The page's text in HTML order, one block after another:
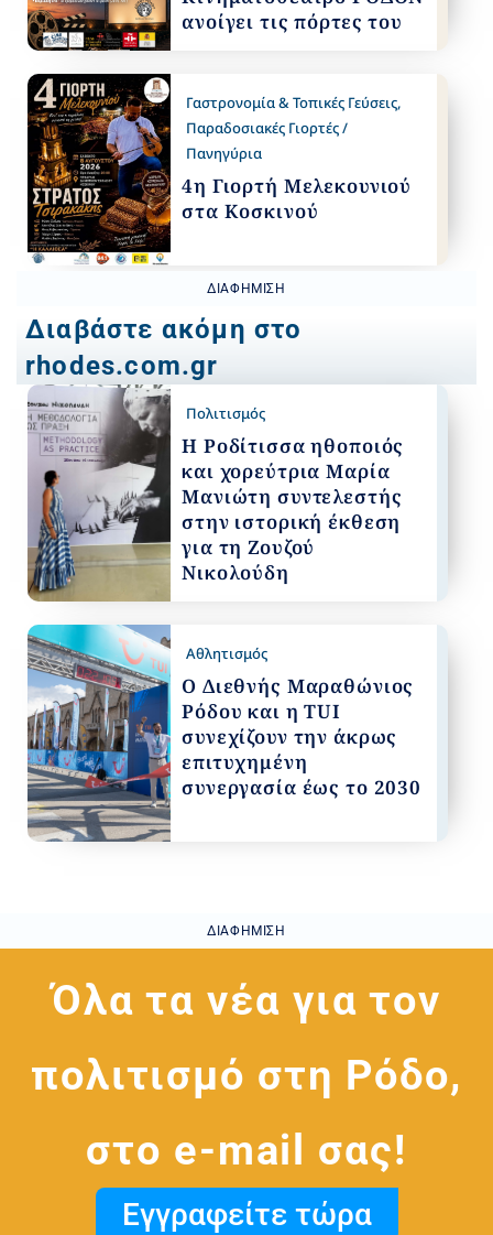
ανοίγει τις πόρτες του
Γαστρονομία & Τοπικές Γεύσεις,
Παραδοσιακές Γιορτές /
Πανηγύρια
4η Γιορτή Μελεκουνιού
στα Κοσκινού
ΔΙΑΦΉΜΙΣΗ
Διαβάστε ακόμη στο
rhodes.com.gr
Πολιτισμός
Η Ροδίτισσα ηθοποιός
και χορεύτρια Μαρία
Μανιώτη συντελεστής
στην ιστορική έκθεση
για τη Ζουζού
Νικολούδη
Αθλητισμός
Ο Διεθνής Μαραθώνιος
Ρόδου και η TUI
συνεχίζουν την άκρως
επιτυχημένη
συνεργασία έως το 2030
ΔΙΑΦΉΜΙΣΗ
Όλα τα νέα για τον
πολιτισμό στη Ρόδο,
στο e-mail σας!
Εγγραφείτε τώρα